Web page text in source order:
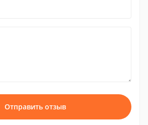
Отправить отзыв